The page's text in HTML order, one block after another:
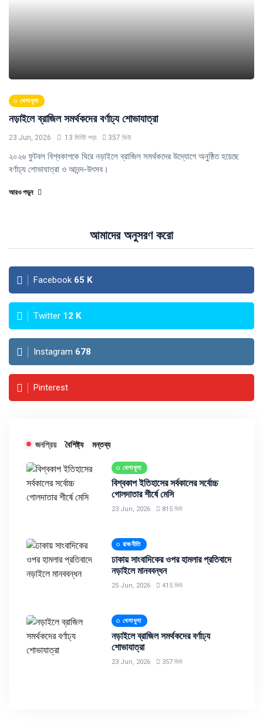
খেলাধুলা
নড়াইলে ব্রাজিল সমর্থকদের বর্ণাঢ্য শোভাযাত্রা
23 Jun, 2026 13 মিনিট পড়া 357 ভিউ
২০২৬ ফুটবল বিশ্বকাপকে ঘিরে নড়াইলে ব্রাজিল সমর্থকদের উদ্যোগে অনুষ্ঠিত হয়েছে
বর্ণাঢ্য শোভাযাত্রা ও আনন্দ-উৎসব।
আরও পড়ুন
আমাদের অনুসরণ করো
Facebook 65 K
Twitter 12 K
Instagram 678
Pinterest
জনপ্রিয় বৈশিষ্ট্য মন্তব্য
খেলাধুলা
বিশ্বকাপ ইতিহাসের সর্বকালের সর্বোচ্চ
গোলদাতার শীর্ষে মেসি
23 Jun, 2026 815 ভিউ
রাজনীতি
ঢাকায় সাংবাদিকের ওপর হামলার প্রতিবাদে
নড়াইলে মানববন্ধন
25 Jun, 2026 415 ভিউ
খেলাধুলা
নড়াইলে ব্রাজিল সমর্থকদের বর্ণাঢ্য
শোভাযাত্রা
23 Jun, 2026 357 ভিউ